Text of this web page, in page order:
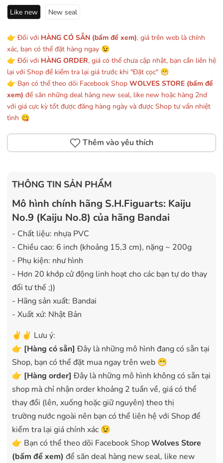
Like new New seal
👉 Đối với HÀNG CÓ SẴN (bấm để xem), giá trên web là chính
xác, bạn có thể đặt hàng ngay 😉
👉 Đối với HÀNG ORDER, giá có thể chưa cập nhật, bạn cần liên hệ
lại với Shop để kiểm tra lại giá trước khi "Đặt cọc" 😁
👉 Bạn có thể theo dõi Facebook Shop WOLVES STORE (bấm để
xem) để săn những deal hàng new seal, like new hoặc hàng 2nd
với giá cực kỳ tốt được đăng hàng ngày và được Shop tư vấn nhiệt
tình 😋
Thêm vào yêu thích
THÔNG TIN SẢN PHẨM
Mô hình chính hãng S.H.Figuarts: Kaiju
No.9 (Kaiju No.8) của hãng Bandai
- Chất liệu: nhựa PVC
- Chiều cao: 6 inch (khoảng 15,3 cm), nặng ~ 200g
- Phụ kiện: như hình
- Hơn 20 khớp cử động linh hoạt cho các bạn tự do thay
đổi tư thế ;))
- Hãng sản xuất: Bandai
- Xuất xứ: Nhật Bản
✌️✌️ Lưu ý:
👉 [Hàng có sẵn] Đây là những mô hình đang có sẵn tại
Shop, bạn có thể đặt mua ngay trên web 😁
👉 [Hàng order] Đây là những mô hình không có sẵn tại
shop mà chỉ nhận order khoảng 2 tuần về, giá có thể
thay đổi (lên, xuống hoặc giữ nguyên) theo thị
trường nước ngoài nên bạn có thể liên hệ với Shop để
kiểm tra lại giá chính xác 😉
👉 Bạn có thể theo dõi Facebook ShopWolves Store
(bấm để xem) để săn deal hàng new seal, like new